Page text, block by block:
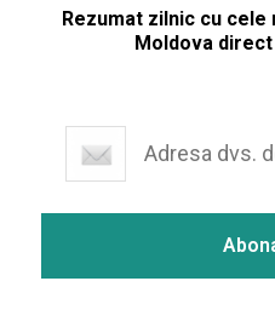
Rezumat zilnic cu
Moldova